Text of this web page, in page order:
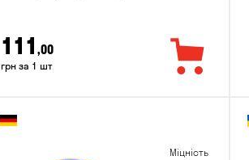
111 ,00
грн за 1 шт
Міцність